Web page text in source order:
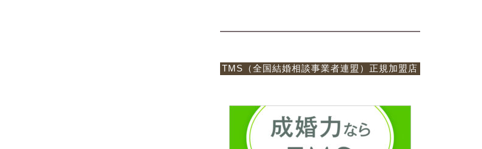
TMS（全国結婚相談事業者連盟）正規加盟店